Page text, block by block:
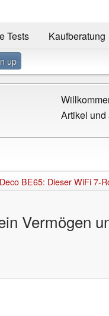
Tests Kaufberatung
up
Artikel
Deco BE65: Dieser WiFi 7-
Vermögen